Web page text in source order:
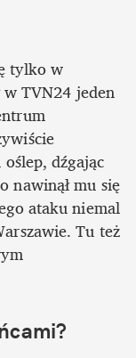
tylko w
w TVN24 jeden
dźgając
nawinął mu się
ataku niemal
Tu też